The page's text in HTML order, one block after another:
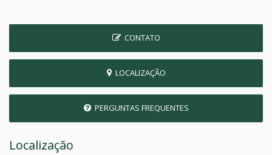
CONTATO
LOCALIZAÇÃO
PERGUNTAS FREQUENTES
Localização